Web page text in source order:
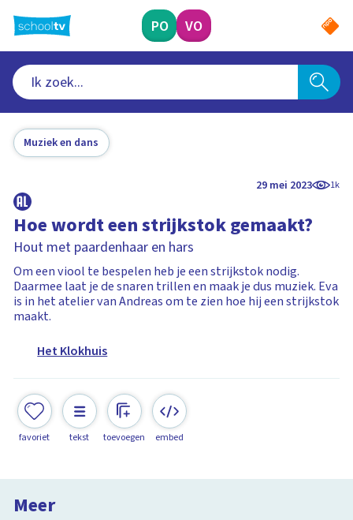
naar
hoofdinhoud
PO VO
Muziek en dans
29 mei 2023 1k
Hoe wordt een strijkstok gemaakt?
Hout met paardenhaar en hars
Om een viool te bespelen heb je een strijkstok nodig.
Daarmee laat je de snaren trillen en maak je dus muziek. Eva
is in het atelier van Andreas om te zien hoe hij een strijkstok
maakt.
Het Klokhuis
favoriet tekst toevoegen embed
Meer